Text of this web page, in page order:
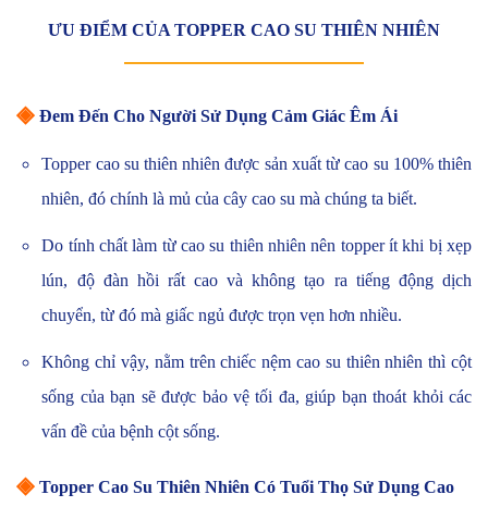
ƯU ĐIỂM CỦA TOPPER CAO SU THIÊN NHIÊN
◈ Đem Đến Cho Người Sử Dụng Cảm Giác Êm Ái
Topper cao su thiên nhiên được sản xuất từ cao su 100% thiên
nhiên, đó chính là mủ của cây cao su mà chúng ta biết.
Do tính chất làm từ cao su thiên nhiên nên topper ít khi bị xẹp
lún, độ đàn hồi rất cao và không tạo ra tiếng động dịch
chuyển, từ đó mà giấc ngủ được trọn vẹn hơn nhiều.
Không chỉ vậy, nằm trên chiếc nệm cao su thiên nhiên thì cột
sống của bạn sẽ được bảo vệ tối đa, giúp bạn thoát khỏi các
vấn đề của bệnh cột sống.
◈ Topper Cao Su Thiên Nhiên Có Tuổi Thọ Sử Dụng Cao